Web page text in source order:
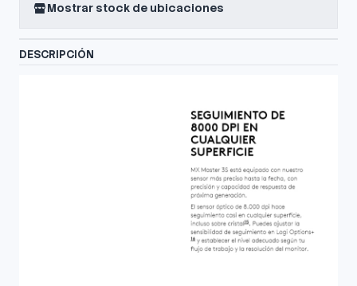
Mostrar stock de ubicaciones
DESCRIPCIÓN